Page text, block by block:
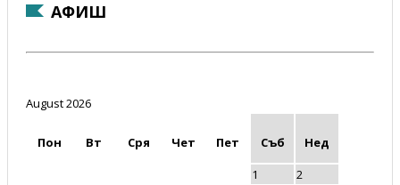
АФИШ
August 2026
Пон Вт Сря Чет Пет Съб
Нед
1
2